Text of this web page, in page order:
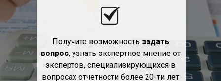
Получите возможность задать
вопрос, узнать экспертное мнение от
экспертов, специализирующихся в
вопросах отчетности более 20-ти лет